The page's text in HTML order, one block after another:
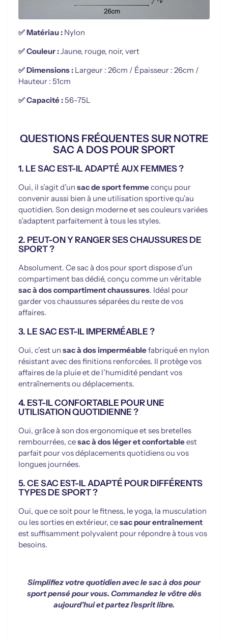
✅Matériau : Nylon
✅ Couleur :Jaune, rouge, noir, vert
✅ Dimensions : Largeur : 26cm / Épaisseur : 26cm /
Hauteur : 51cm
✅ Capacité :56-75L
QUESTIONS FRÉQUENTES SUR NOTRE
SAC A DOS POUR SPORT
1. LE SAC EST-IL ADAPTÉ AUX FEMMES ?
Oui, il s’agit d’un sac de sport femmeconçu pour
convenir aussi bien à une utilisation sportive qu’au
quotidien. Son design moderne et ses couleurs variées
s’adaptent parfaitement à tous les styles.
2. PEUT-ON Y RANGER SES CHAUSSURES DE
SPORT ?
Absolument. Ce sac à dos pour sport dispose d’un
compartiment bas dédié, conçu comme un véritable
sac à dos compartiment chaussures. Idéal pour
garder vos chaussures séparées du reste de vos
affaires.
3. LE SAC EST-IL IMPERMÉABLE ?
Oui, c’est un sac à dos imperméablefabriqué en nylon
résistant avec des finitions renforcées. Il protège vos
affaires de la pluie et de l’humidité pendant vos
entraînements ou déplacements.
4. EST-IL CONFORTABLE POUR UNE
UTILISATION QUOTIDIENNE ?
Oui, grâce à son dos ergonomique et ses bretelles
rembourrées, cesac à dos léger et confortableest
parfait pour vos déplacements quotidiens ou vos
longues journées.
5. CE SAC EST-IL ADAPTÉ POUR DIFFÉRENTS
TYPES DE SPORT ?
Oui, que ce soit pour le fitness, le yoga, la musculation
ou les sorties en extérieur, cesac pour entraînement
est suffisamment polyvalent pour répondre à tous vos
besoins.
Simplifiez votre quotidien avec le sac à dos pour
sport pensé pour vous. Commandez le vôtre dès
aujourd’hui et partez l’esprit libre.